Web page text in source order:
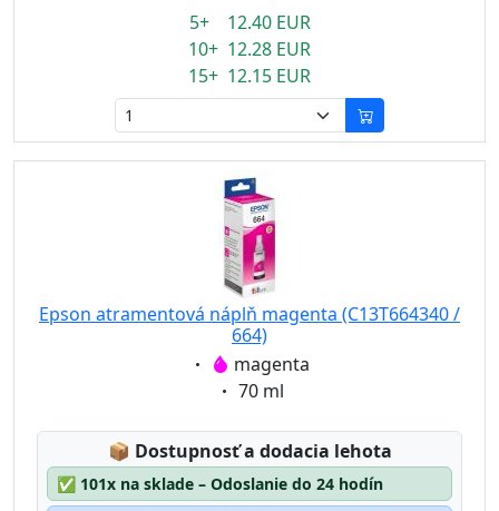
5+ 12.40 EUR
10+ 12.28 EUR
15+ 12.15 EUR
Epson atramentová náplň magenta (C13T664340 /
664)
Eigenschaft:
magenta
Eigenschaft:
70 ml
📦 Lagerstatus:
Dostupnosť a dodacia lehota
✅ 101x na sklade – Odoslanie do 24 hodín